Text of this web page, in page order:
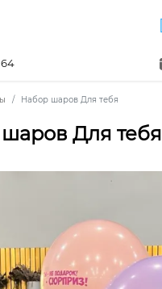
64
Набор шаров Для тебя
Для тебя